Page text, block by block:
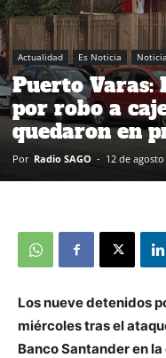
Actualidad Es Noticia
Puerto Varas:
por robo a
quedaron en
Por Radio SAGO - 12 de
Los nueve detenidos
miércoles tras el
Banco Santander en